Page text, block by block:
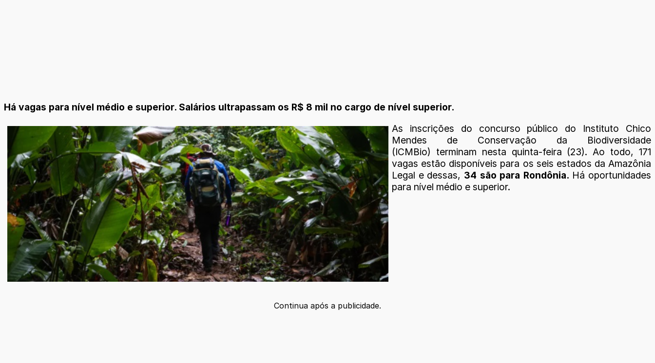
Há vagas para nível médio e superior. Salários ultrapassam os R$ 8 mil no cargo de nível superior.
As inscrições do concurso público do Instituto Chico
Mendes de Conservação da Biodiversidade
(ICMBio) terminam nesta quinta-feira (23). Ao todo, 171
vagas estão disponíveis para os seis estados da Amazônia
Legal e dessas, 34 são para Rondônia. Há oportunidades
para nível médio e superior.
Continua após a publicidade.